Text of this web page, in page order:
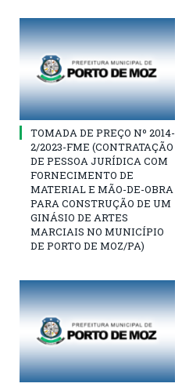
TOMADA DE PREÇO Nº 2014-
2/2023-FME (CONTRATAÇÃO
DE PESSOA JURÍDICA COM
FORNECIMENTO DE
MATERIAL E MÃO-DE-OBRA
PARA CONSTRUÇÃO DE UM
GINÁSIO DE ARTES
MARCIAIS NO MUNICÍPIO
DE PORTO DE MOZ/PA)